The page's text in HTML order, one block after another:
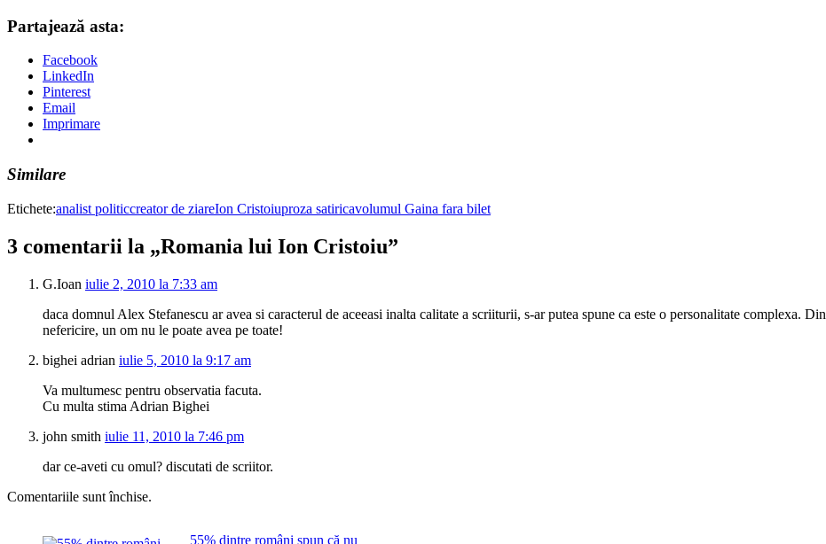
Partajează asta:
Facebook
LinkedIn
Pinterest
Email
Imprimare
Similare
Etichete:analist politiccreator de ziareIon Cristoiuproza satiricavolumul Gaina fara bilet
3 comentarii la „Romania lui Ion Cristoiu”
G.Ioan iulie 2, 2010 la 7:33 am
daca domnul Alex Stefanescu ar avea si caracterul de aceeasi inalta calitate a scriiturii, s-ar putea spune ca este o personalitate complexa. Din
nefericire, un om nu le poate avea pe toate!
bighei adrian iulie 5, 2010 la 9:17 am
Va multumesc pentru observatia facuta.
Cu multa stima Adrian Bighei
john smith iulie 11, 2010 la 7:46 pm
dar ce-aveti cu omul? discutati de scriitor.
Comentariile sunt închise.
55% dintre români spun că nu